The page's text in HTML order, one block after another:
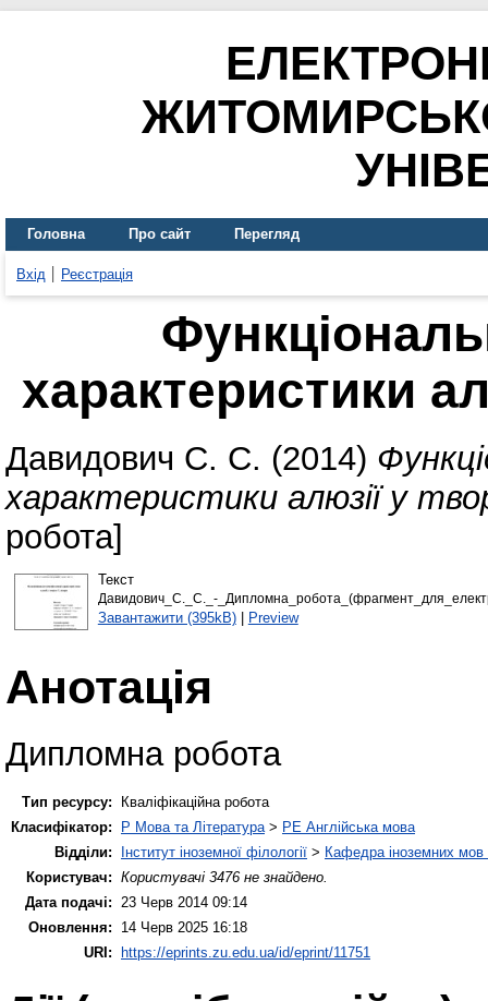
Головна Про сайт Перегляд
Вхід Реєстрація
характеристики
Давидович С. С. (2014)
характеристики алюзії у
робота]
Текст
Давидович_С._С._-
Завантажити (395kB)| Preview
Анотація
Дипломна робота
Тип ресурсу:
Кваліфікаційна робота
Класифікатор:
P Мова та Література > PE Англійська мова
Відділи:
Інститут іноземної філології > Кафедра іноземних мов
Користувач: Користувачі 3476 не знайдено.
Дата подачі:
23 Черв 2014 09:14
Оновлення:
14 Черв 2025 16:18
URI: https://eprints.zu.edu.ua/id/eprint/11751